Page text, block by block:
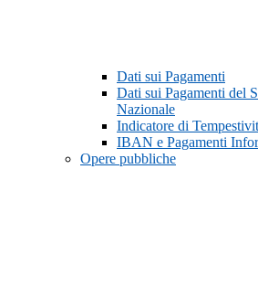
Dati sui Pagamenti
Dati sui Pagamenti del
Nazionale
Indicatore di
IBAN e Pagamenti
Opere pubbliche